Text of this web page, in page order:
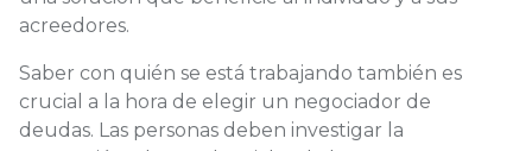
acreedores.
Saber con quién se está trabajando también es
crucial a la hora de elegir un negociador de
deudas. Las personas deben investigar la